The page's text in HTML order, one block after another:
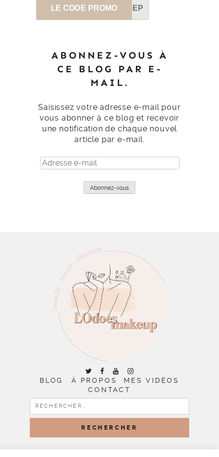
LE CODE PROMO SEP
ABONNEZ-VOUS À
CE BLOG PAR E-
MAIL.
Saisissez votre adresse e-mail pour
vous abonner à ce blog et recevoir
une notification de chaque nouvel
article par e-mail.
Adresse
e-
Abonnez-vous
BLOG À PROPOS
MES VIDÉOS
CONTACT
RECHERCHER :